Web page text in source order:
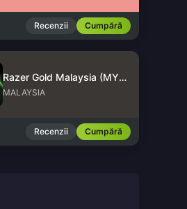
Recenzii Cumpără
Razer Gold Malaysia (MYR)
MALAYSIA
Recenzii Cumpără